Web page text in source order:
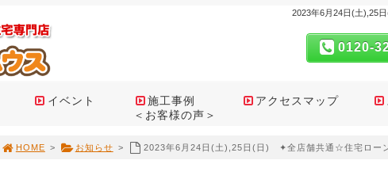
2023年6月24日(土),25
0120-
イベント
施工事例
＜お客様の声＞
アクセスマップ
HOME > お知らせ > 2023年6月24日(土),25日(日) ✦全店舗共通☆住宅ロー